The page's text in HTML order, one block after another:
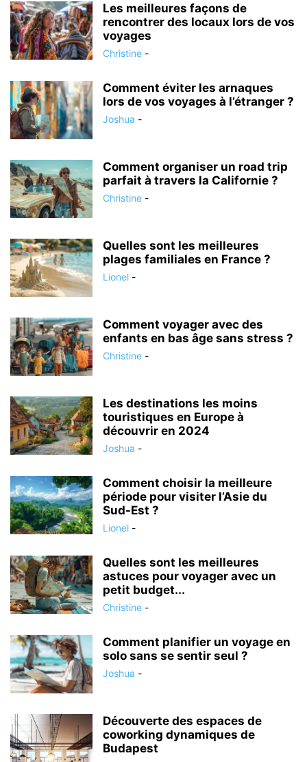
Les meilleures façons de
rencontrer des locaux lors de vos
voyages
Christine -
Comment éviter les arnaques
lors de vos voyages à l’étranger ?
Joshua -
Comment organiser un road trip
parfait à travers la Californie ?
Christine -
Quelles sont les meilleures
plages familiales en France ?
Lionel -
Comment voyager avec des
enfants en bas âge sans stress ?
Christine -
Les destinations les moins
touristiques en Europe à
découvrir en 2024
Joshua -
Comment choisir la meilleure
période pour visiter l’Asie du
Sud-Est ?
Lionel -
Quelles sont les meilleures
astuces pour voyager avec un
petit budget...
Christine -
Comment planifier un voyage en
solo sans se sentir seul ?
Joshua -
Découverte des espaces de
coworking dynamiques de
Budapest